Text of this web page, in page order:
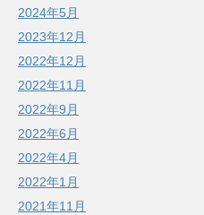
2024年5月
2023年12月
2022年12月
2022年11月
2022年9月
2022年6月
2022年4月
2022年1月
2021年11月